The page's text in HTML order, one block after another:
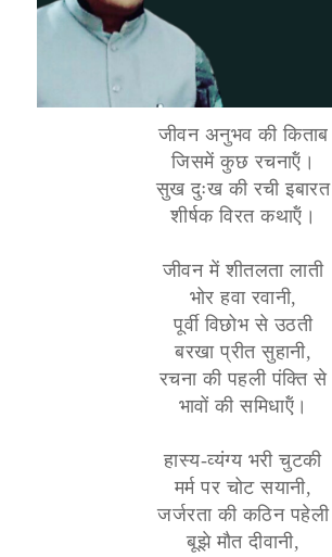
जीवन अनुभव की किताब
जिसमें कुछ रचनाऍं।
सुख दुःख की रची इबारत
शीर्षक विरत कथाऍं।
जीवन में शीतलता लाती
भोर हवा रवानी,
पूर्वी विछोभ से उठती
बरखा प्रीत सुहानी,
रचना की पहली पंक्ति से
भावों की समिधाऍं।
हास्य-व्यंग्य भरी चुटकी
मर्म पर चोट सयानी,
जर्जरता की कठिन पहेली
बूझे मौत दीवानी,